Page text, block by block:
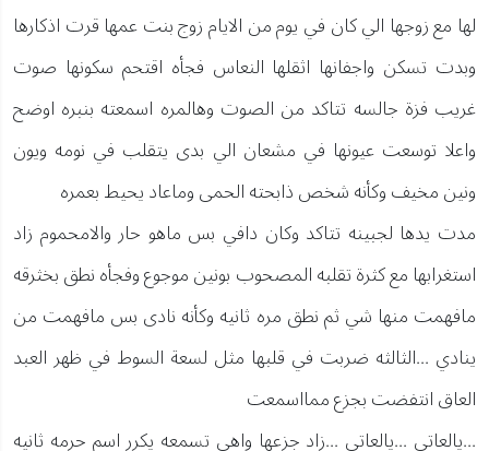
لها مع زوجها الي كان في يوم من الايام زوج بنت عمها قرت اذكارها
وبدت تسكن واجفانها اثقلها النعاس فجأه اقتحم سكونها صوت
غريب فزة جالسه تتاكد من الصوت وهالمره اسمعته بنبره اوضح
واعلا توسعت عيونها في مشعان الي بدى يتقلب في نومه ويون
ونين مخيف وكأنه شخص ذابحته الحمى وماعاد يحيط بعمره
مدت يدها لجبينه تتاكد وكان دافي بس ماهو حار والامحموم زاد
استغرابها مع كثرة تقلبه المصحوب بونين موجوع وفجأه نطق بخثرقه
مافهمت منها شي ثم نطق مره ثانيه وكأنه نادى بس مافهمت من
ينادي ...الثالثه ضربت في قلبها مثل لسعة السوط في ظهر العبد
العاق انتفضت بجزع ممااسمعت
...يالعاتي ...يالعاتي ...زاد جزعها واهي تسمعه يكرر اسم حرمه ثانيه